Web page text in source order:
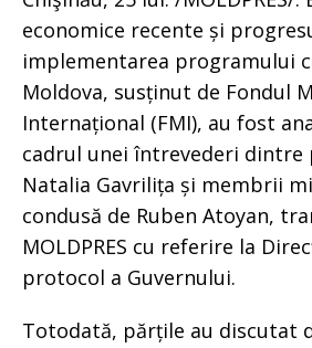
economice recente și
implementarea programului
Moldova, susținut de Fondul
Internațional (FMI), au fost
cadrul unei întrevederi
Natalia Gavrilița și membrii
condusă de Ruben Atoyan,
MOLDPRES cu referire la
protocol a Guvernului.
Totodată, părțile au discutat